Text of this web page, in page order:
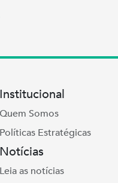
Institucional
Quem Somos
Políticas Estratégicas
Notícias
Leia as notícias